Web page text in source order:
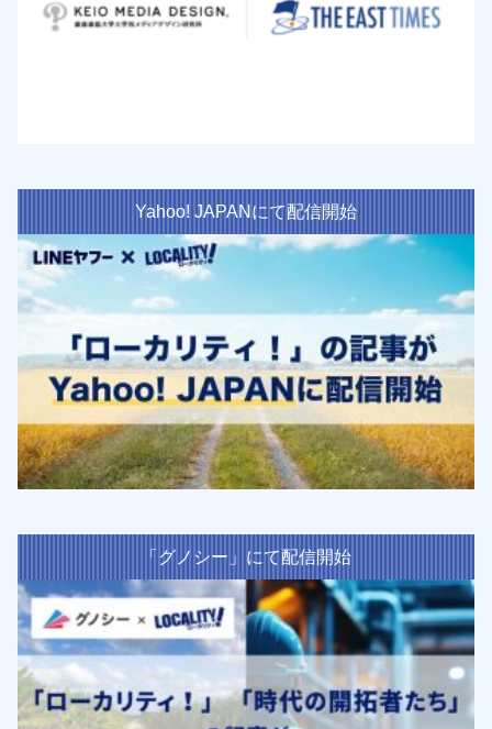
Yahoo! JAPANにて配信開始
「グノシー」にて配信開始